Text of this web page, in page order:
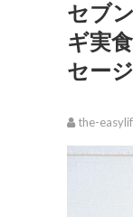
セブ
ギ実
セー
the-